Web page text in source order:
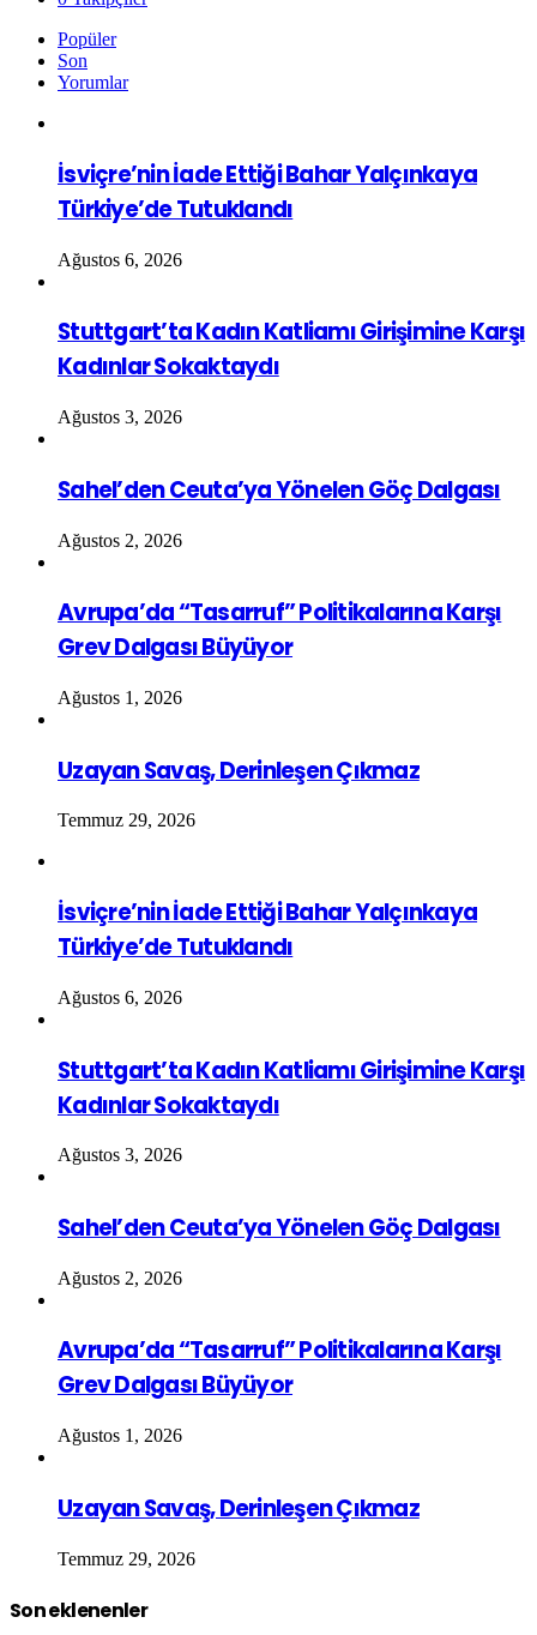
Popüler
Son
Yorumlar
İsviçre’nin İade Ettiği Bahar Yalçınkaya
Türkiye’de Tutuklandı
Ağustos 6, 2026
Stuttgart’ta Kadın Katliamı Girişimine Karşı
Kadınlar Sokaktaydı
Ağustos 3, 2026
Sahel’den Ceuta’ya Yönelen Göç Dalgası
Ağustos 2, 2026
Avrupa’da “Tasarruf” Politikalarına Karşı
Grev Dalgası Büyüyor
Ağustos 1, 2026
Uzayan Savaş, Derinleşen Çıkmaz
Temmuz 29, 2026
İsviçre’nin İade Ettiği Bahar Yalçınkaya
Türkiye’de Tutuklandı
Ağustos 6, 2026
Stuttgart’ta Kadın Katliamı Girişimine Karşı
Kadınlar Sokaktaydı
Ağustos 3, 2026
Sahel’den Ceuta’ya Yönelen Göç Dalgası
Ağustos 2, 2026
Avrupa’da “Tasarruf” Politikalarına Karşı
Grev Dalgası Büyüyor
Ağustos 1, 2026
Uzayan Savaş, Derinleşen Çıkmaz
Temmuz 29, 2026
Son eklenenler